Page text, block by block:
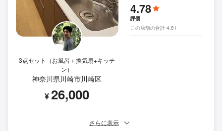
3点セット（お風呂＋換気扇+キッチ
ン）
神奈川県川崎市川崎区
¥26,000
4.78
評価
この店舗の合計 4.81
さらに表示